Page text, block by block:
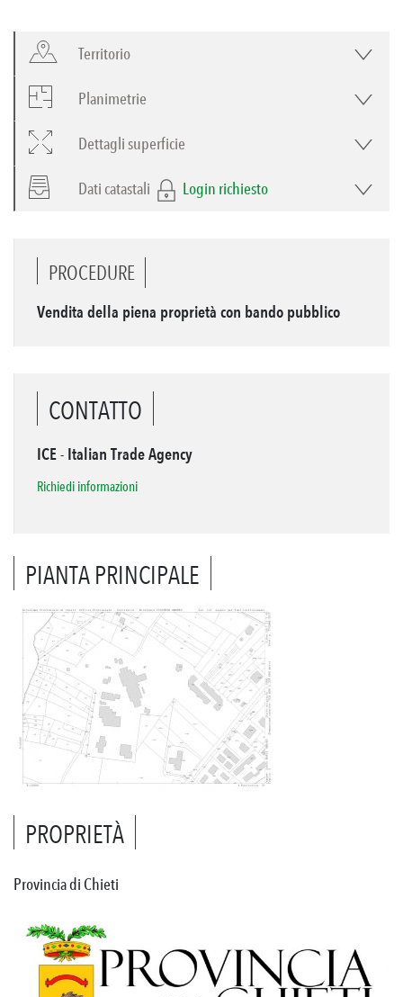
Territorio
Planimetrie
Dettagli superficie
Dati catastali Login richiesto
PROCEDURE
Vendita della piena proprietà con bando pubblico
CONTATTO
ICE - Italian Trade Agency
Richiedi informazioni
PIANTA PRINCIPALE
PROPRIETÀ
Provincia di Chieti